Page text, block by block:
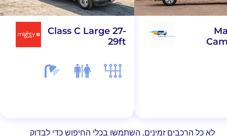
Class C Large 27-
29ft
לא כל הרכבים זמינים. השתמשו בכלי החיפוש כדי לבדוק